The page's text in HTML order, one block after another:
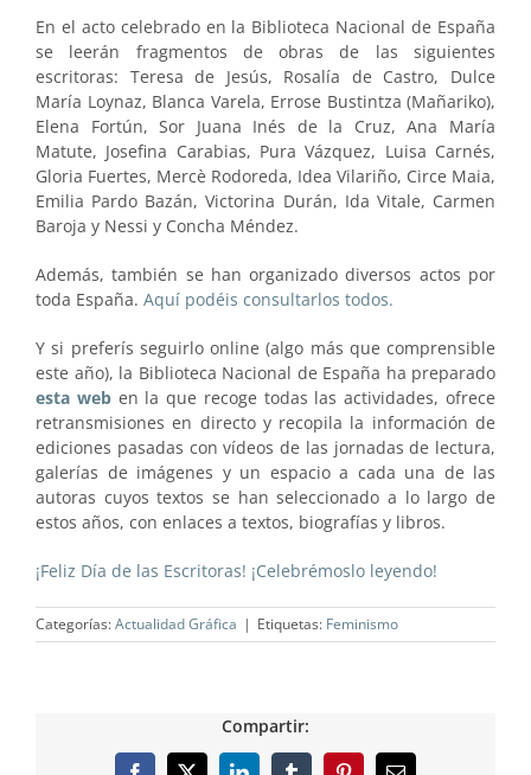
En el acto celebrado en la Biblioteca Nacional de España
se leerán fragmentos de obras de las siguientes
escritoras: Teresa de Jesús, Rosalía de Castro, Dulce
María Loynaz, Blanca Varela, Errose Bustintza (Mañariko),
Elena Fortún, Sor Juana Inés de la Cruz, Ana María
Matute, Josefina Carabias, Pura Vázquez, Luisa Carnés,
Gloria Fuertes, Mercè Rodoreda, Idea Vilariño, Circe Maia,
Emilia Pardo Bazán, Victorina Durán, Ida Vitale, Carmen
Baroja y Nessi y Concha Méndez.
Además, también se han organizado diversos actos por
toda España. Aquí podéis consultarlos todos.
Y si preferís seguirlo online (algo más que comprensible
este año), la Biblioteca Nacional de España ha preparado
esta weben la que recoge todas las actividades, ofrece
retransmisiones en directo y recopila la información de
ediciones pasadas con vídeos de las jornadas de lectura,
galerías de imágenes y un espacio a cada una de las
autoras cuyos textos se han seleccionado a lo largo de
estos años, con enlaces a textos, biografías y libros.
¡Feliz Día de las Escritoras! ¡Celebrémoslo leyendo!
Categorías:Actualidad Gráfica | Etiquetas: Feminismo
Compartir: